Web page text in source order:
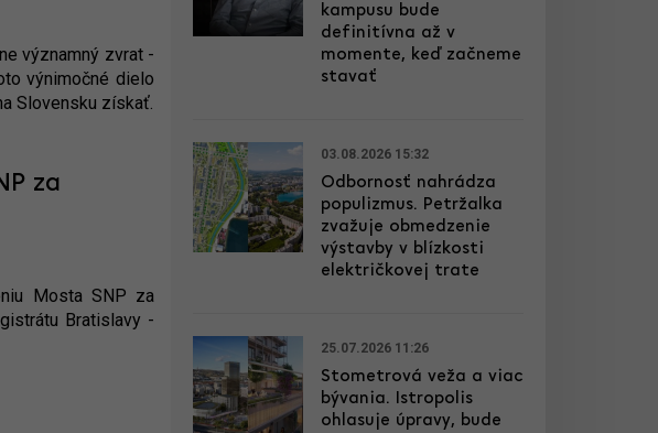
významný zvrat -
výnimočné dielo
Slovensku získať.
za
Mosta SNP za
Bratislavy -
kampusu bude
definitívna až v
momente, keď začneme
stavať
03.08.2026 15:32
Odbornosť nahrádza
populizmus. Petržalka
zvažuje obmedzenie
výstavby v blízkosti
električkovej trate
25.07.2026 11:26
Stometrová veža a viac
bývania. Istropolis
ohlasuje úpravy, bude